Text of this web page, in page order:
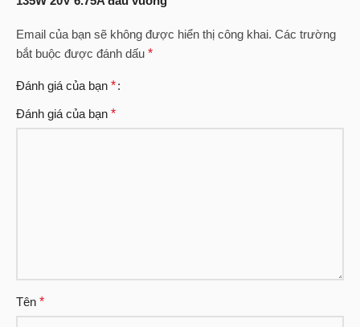
Email của bạn sẽ không được hiển thị công khai. Các trường
bắt buộc được đánh dấu *
Đánh giá của bạn *
Đánh giá của bạn *
Tên *